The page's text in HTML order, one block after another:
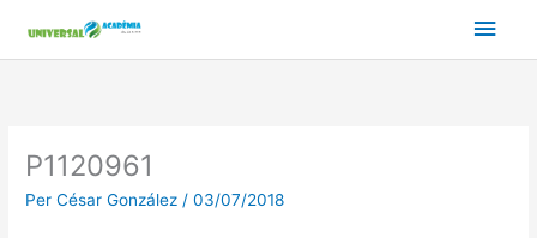
contingut
P1120961
Per César González /03/07/2018